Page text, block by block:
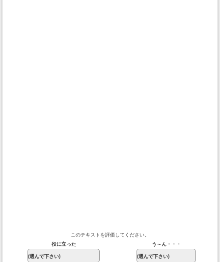
このテキストを評価してください。
役に立った
う～ん・・・